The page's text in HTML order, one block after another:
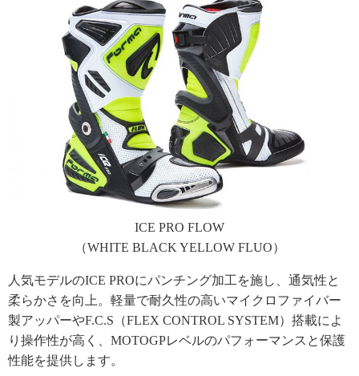
ICE PRO FLOW
（WHITE BLACK YELLOW FLUO）
人気モデルのICE PROにパンチング加工を施し、通気性と
柔らかさを向上。軽量で耐久性の高いマイクロファイバー
製アッパーやF.C.S（FLEX CONTROL SYSTEM）搭載によ
り操作性が高く、MOTOGPレベルのパフォーマンスと保護
性能を提供します。